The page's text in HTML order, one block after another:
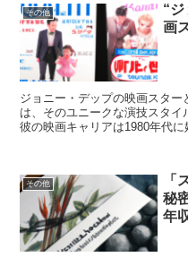
その他
“
画
ジョニー・デップの映画スタ
は、そのユニークな演技スタイ
彼の映画キャリアは1980年代
その他
「
秘
年